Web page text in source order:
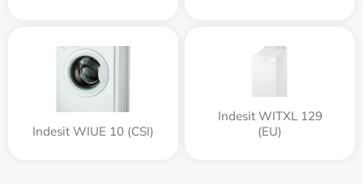
Indesit WIUE 10 (CSI)
Indesit WITXL 129
(EU)